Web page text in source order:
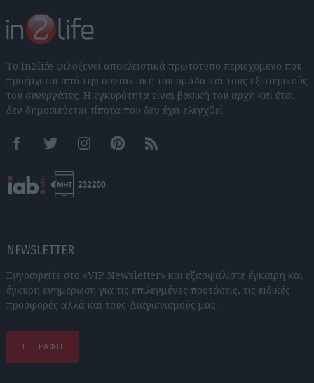
Το In2life φιλοξενεί αποκλειστικά πρωτότυπο περιεχόμενο που
προέρχεται από την συντακτική του ομάδα και τους εξωτερικούς
του συνεργάτες. Η εγκυρότητα είναι βασική του αρχή και έτσι
δεν δημοσιεύεται τίποτα που δεν έχει ελεγχθεί.
FacebookTwitter InstagramPinterestRSS feeds
NEWSLETTER
Εγγραφείτε στο «VIP Newsletter» και εξασφαλίστε έγκαιρη και
έγκυρη ενημέρωση για τις επιλεγμένες προτάσεις, τις ειδικές
προσφορές αλλά και τους Διαγωνισμούς μας.
ΕΓΓΡΑΦΗ